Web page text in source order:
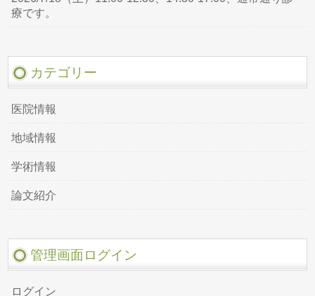
療です。
カテゴリー
医院情報
地域情報
学術情報
論文紹介
管理画面ログイン
ログイン